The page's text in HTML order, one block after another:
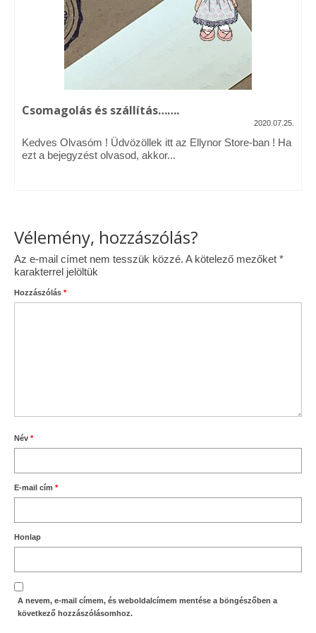
Vásárok, ahol velem is találkozhattál…
Alapanyagok, kellékek
Ellynor története
Adatkezelési tájékoztató
Csomagolás és szállítás…….
2020.07.25.
Kedves Olvasóm ! Üdvözöllek itt az Ellynor Store-ban ! Ha
ezt a bejegyzést olvasod, akkor...
Vélemény, hozzászólás?
Az e-mail címet nem tesszük közzé. A kötelező mezőket *
karakterrel jelöltük
Hozzászólás *
Név *
E-mail cím *
Honlap
A nevem, e-mail címem, és weboldalcímem mentése a böngészőben a
következő hozzászólásomhoz.